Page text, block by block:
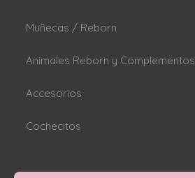
Muñecas / Reborn
Animales Reborn y Complementos
Accesorios
Cochecitos